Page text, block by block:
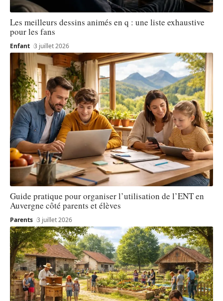
Les meilleurs dessins animés en q : une liste exhaustive
pour les fans
Enfant 3 juillet 2026
Guide pratique pour organiser l’utilisation de l’ENT en
Auvergne côté parents et élèves
Parents 3 juillet 2026